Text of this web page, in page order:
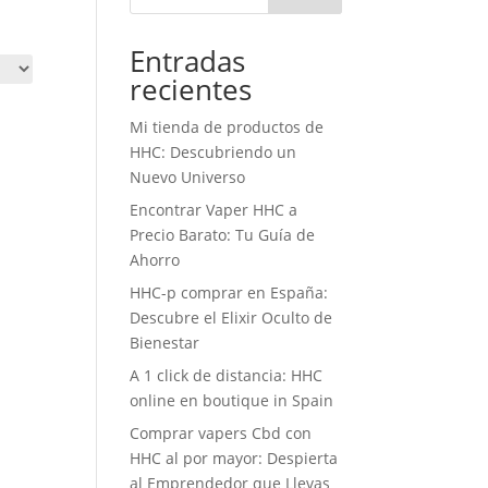
Entradas
recientes
Mi tienda de productos de
HHC: Descubriendo un
Nuevo Universo
Encontrar Vaper HHC a
Precio Barato: Tu Guía de
Ahorro
HHC-p comprar en España:
Descubre el Elixir Oculto de
Bienestar
A 1 click de distancia: HHC
online en boutique in Spain
Comprar vapers Cbd con
HHC al por mayor: Despierta
al Emprendedor que Llevas